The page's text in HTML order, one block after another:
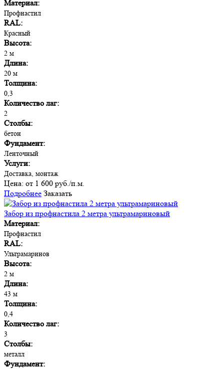
Материал:
Профнастил
RAL:
Красный
Высота:
2 м
Длина:
20 м
Толщина:
0,3
Количество лаг:
2
Столбы:
бетон
Фундамент:
Ленточный
Услуги:
Доставка, монтаж
Цена: от 1 600 руб./п.м.
Подробнее Заказать
Забор из профнастила 2 метра ультрамариновый
Материал:
Профнастил
RAL:
Ультрамаринов
Высота:
2 м
Длина:
43 м
Толщина:
0,4
Количество лаг:
3
Столбы:
металл
Фундамент: